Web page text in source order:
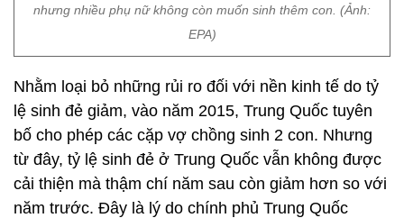
nhưng nhiều phụ nữ không còn muốn sinh thêm con. (Ảnh:
EPA)
Nhằm loại bỏ những rủi ro đối với nền kinh tế do tỷ
lệ sinh đẻ giảm, vào năm 2015, Trung Quốc tuyên
bố cho phép các cặp vợ chồng sinh 2 con. Nhưng
từ đây, tỷ lệ sinh đẻ ở Trung Quốc vẫn không được
cải thiện mà thậm chí năm sau còn giảm hơn so với
năm trước. Đây là lý do chính phủ Trung Quốc